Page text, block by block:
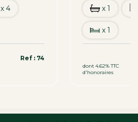
x 4
Ref : 74
x 1
x 1
dont 4.62% TTC
d'honoraires